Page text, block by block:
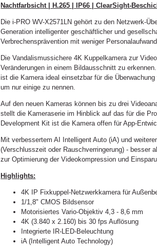
Nachtfarbsicht | H.265 | IP66 | ClearSight-
Die i-PRO WV-X2571LN gehört zu den Netzwerk-
Generation intelligenter geschäftlicher und
Verbrechensprävention mit weniger
Die Vandalismussichere 4K Kuppelkamera zur
Veränderungen in einem Bildausschnitt zu
ist die Kamera ideal einsetzbar für die
um nur einige zu nennen.
Auf den neuen Kameras können bis zu drei
stellt die Kameraserie im Hinblick auf das für die
Development Kit ist die Kamera offen für App-
Mit verbessertem AI Intelligent Auto (iA) und
(Verschlusszeit oder Rauschverringerung) - besser
zur Optimierung der Videokompression und
Highlights:
4K IP Fixkuppel-Netzwerkkamera für
1/1,8" CMOS Bildsensor
Motorisiertes Vario-Objektiv 4,3 - 8,6 mm
4K (3.840 x 2.160) bis 30 fps Auflösung
Integrierte IR-LED-Beleuchtung
iA (Intelligent Auto Technology)